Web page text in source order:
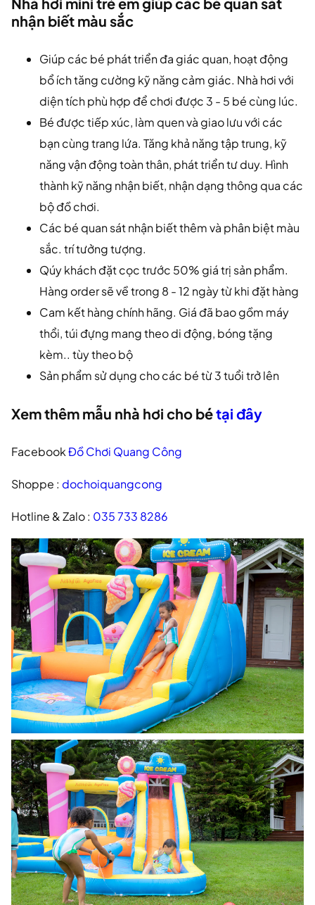
nhận biết màu sắc
Giúp các bé phát triển đa giác quan, hoạt động
bổ ích tăng cường kỹ năng cảm giác. Nhà hơi với
diện tích phù hợp để chơi được 3 - 5 bé cùng lúc.
Bé được tiếp xúc, làm quen và giao lưu với các
bạn cùng trang lứa. Tăng khả năng tập trung, kỹ
năng vận động toàn thân, phát triển tư duy. Hình
thành kỹ năng nhận biết, nhận dạng thông qua các
bộ đồ chơi.
Các bé quan sát nhận biết thêm và phân biệt màu
sắc. trí tưởng tượng.
Qúy khách đặt cọc trước 50% giá trị sản phẩm.
Hàng order sẽ về trong 8 - 12 ngày từ khi đặt hàng
Cam kết hàng chính hãng. Giá đã bao gồm máy
thổi, túi đựng mang theo di động, bóng tặng
kèm.. tùy theo bộ
Sản phẩm sử dụng cho các bé từ 3 tuổi trở lên
Xem thêm mẫu nhà hơi cho bétại đây
FacebookĐồ Chơi Quang Công
Shoppe : dochoiquangcong
Hotline & Zalo : 035 733 8286